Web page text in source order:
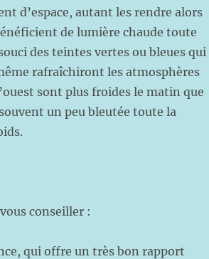
d’espace, autant les rendre alors
de lumière chaude toute
des teintes vertes ou bleues qui
rafraîchiront les atmosphères
sont plus froides le matin que
un peu bleutée toute la
conseiller :
qui offre un très bon rapport